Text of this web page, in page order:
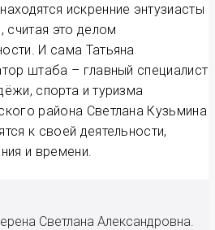
искренние энтузиасты
это делом
И сама Татьяна
штаба – главный специалист
спорта и туризма
района Светлана Кузьмина
к своей деятельности,
и времени.
Светлана Александровна.